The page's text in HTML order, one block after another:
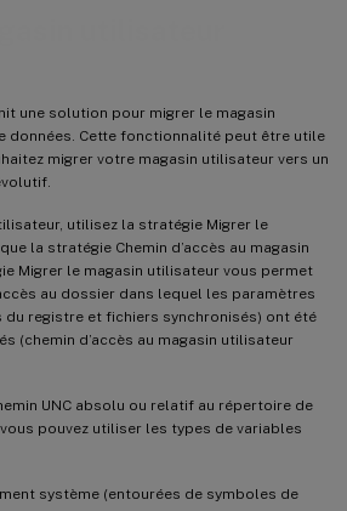
une solution pour migrer le magasin
données. Cette fonctionnalité peut être utile
migrer votre magasin utilisateur vers un
utilisez la stratégie Migrer le
la stratégie Chemin d’accès au magasin
Migrer le magasin utilisateur vous permet
au dossier dans lequel les paramètres
registre et fichiers synchronisés) ont été
(chemin d’accès au magasin utilisateur
UNC absolu ou relatif au répertoire de
pouvez utiliser les types de variables
système (entourées de symboles de